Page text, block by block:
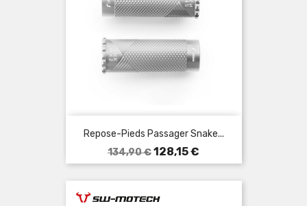
Repose-Pieds Passager Snake...
Prix
de
base
134,90 €Prix
128,15 €